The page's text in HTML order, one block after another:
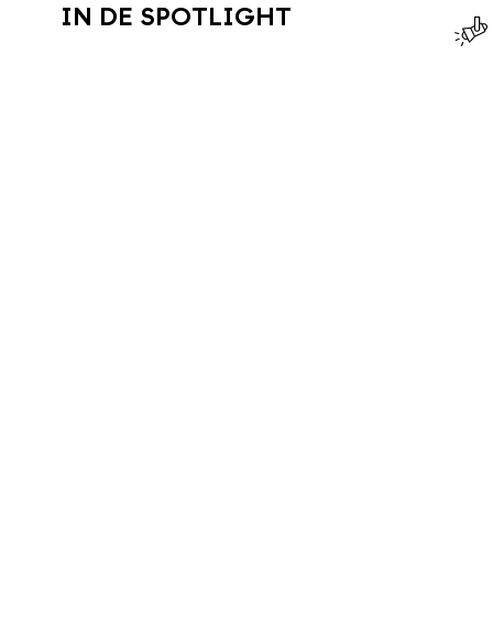
IN DE SPOTLIGHT